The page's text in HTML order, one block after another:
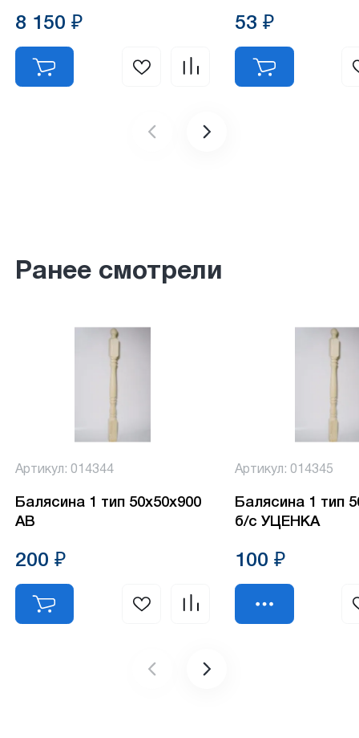
8 150 ₽ 53 ₽
Ранее смотрели
Артикул: 014344
Балясина 1 тип 50х50х900
АВ
200 ₽
Артикул: 014345
Балясина 1 тип
б/с УЦЕНКА
100 ₽